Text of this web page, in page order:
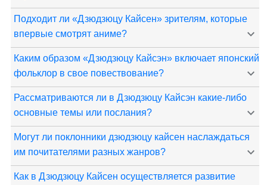
Подходит ли «Дзюдзюцу Кайсен» зрителям, которые
впервые смотрят аниме?
Каким образом «Дзюдзюцу Кайсэн» включает японский
фольклор в свое повествование?
Рассматриваются ли в Дзюдзюцу Кайсэн какие-либо
основные темы или послания?
Могут ли поклонники дзюдзюцу кайсен наслаждаться
им почитателями разных жанров?
Как в Дзюдзюцу Кайсен осуществляется развитие